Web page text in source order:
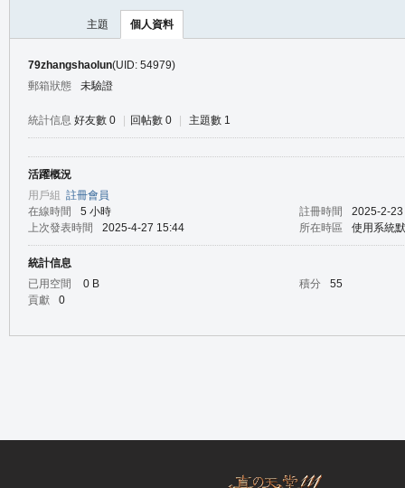
主題 個人資料
79zhangshaolun(UID: 54979)
郵箱狀態
未驗證
統計信息 好友數 0 回帖數 0 主題數 1
活躍概況
用戶組 註冊會員
在線時間
5 小時 註冊時間
2025-2-
上次發表時間
2025-4-27 15:44 所在時區 使用系統
統計信息
已用空間
0 B 積分
55
貢獻
0